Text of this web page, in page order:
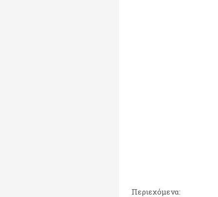
Περιεχόμενα: